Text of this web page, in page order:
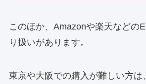
このほか、Amazonや楽天などの
り扱いがあります。
東京や大阪での購入が難しい方は